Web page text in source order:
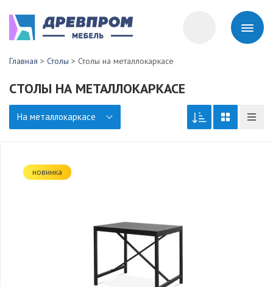
Главная > Столы > Столы на металлокаркасе
СТОЛЫ НА МЕТАЛЛОКАРКАСЕ
На металлокаркасе
новинка